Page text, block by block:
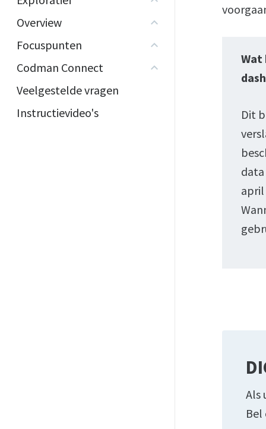
Overview
Focuspunten
Codman Connect
Veelgestelde vragen
Instructievideo's
Wat
Dit
Als